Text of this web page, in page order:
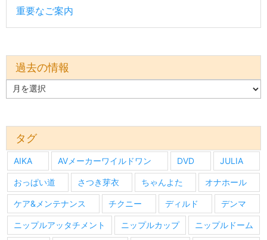
重要なご案内
過去の情報
去
タグ
AIKA AVメーカーワイルドワン DVD JULIA
おっぱい道 さつき芽衣 ちゃんよた オナホール
ケア&メンテナンス チクニー ディルド デンマ
ニップルアッタチメント ニップルカップ ニップルドーム